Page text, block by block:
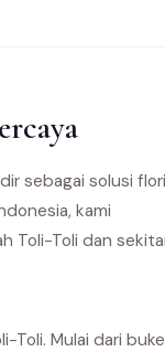
sebagai solusi
kami
Toli-Toli dan
Toli. Mulai dari